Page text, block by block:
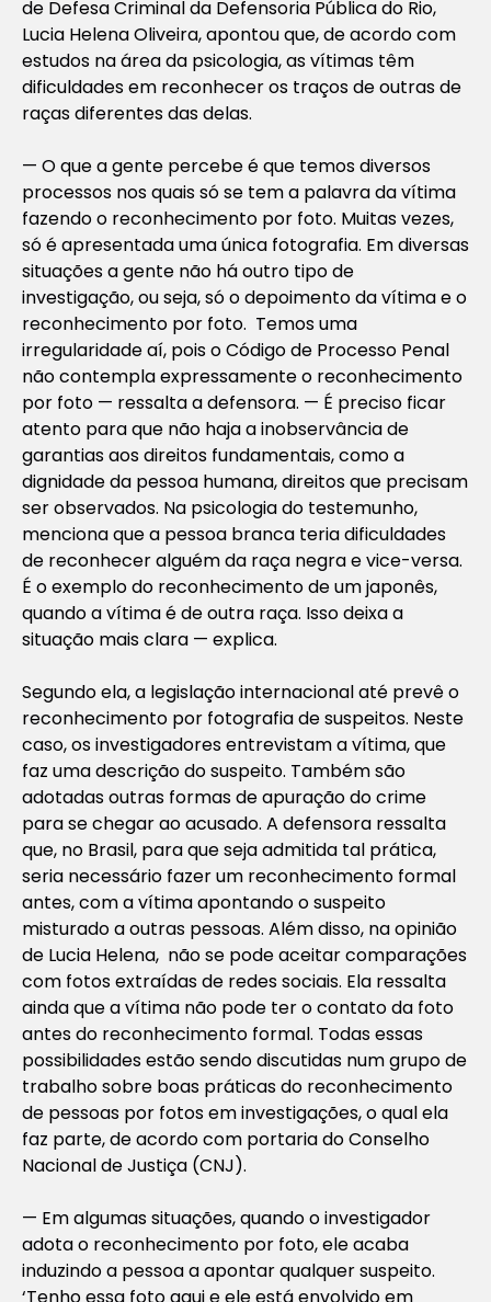
de Defesa Criminal da Defensoria Pública do Rio,
Lucia Helena Oliveira, apontou que, de acordo com
estudos na área da psicologia, as vítimas têm
dificuldades em reconhecer os traços de outras de
raças diferentes das delas.
— O que a gente percebe é que temos diversos
processos nos quais só se tem a palavra da vítima
fazendo o reconhecimento por foto. Muitas vezes,
só é apresentada uma única fotografia. Em diversas
situações a gente não há outro tipo de
investigação, ou seja, só o depoimento da vítima e o
reconhecimento por foto. Temos uma
irregularidade aí, pois o Código de Processo Penal
não contempla expressamente o reconhecimento
por foto — ressalta a defensora. — É preciso ficar
atento para que não haja a inobservância de
garantias aos direitos fundamentais, como a
dignidade da pessoa humana, direitos que precisam
ser observados. Na psicologia do testemunho,
menciona que a pessoa branca teria dificuldades
de reconhecer alguém da raça negra e vice-versa.
É o exemplo do reconhecimento de um japonês,
quando a vítima é de outra raça. Isso deixa a
situação mais clara — explica.
Segundo ela, a legislação internacional até prevê o
reconhecimento por fotografia de suspeitos. Neste
caso, os investigadores entrevistam a vítima, que
faz uma descrição do suspeito. Também são
adotadas outras formas de apuração do crime
para se chegar ao acusado. A defensora ressalta
que, no Brasil, para que seja admitida tal prática,
seria necessário fazer um reconhecimento formal
antes, com a vítima apontando o suspeito
misturado a outras pessoas. Além disso, na opinião
de Lucia Helena, não se pode aceitar comparações
com fotos extraídas de redes sociais. Ela ressalta
ainda que a vítima não pode ter o contato da foto
antes do reconhecimento formal. Todas essas
possibilidades estão sendo discutidas num grupo de
trabalho sobre boas práticas do reconhecimento
de pessoas por fotos em investigações, o qual ela
faz parte, de acordo com portaria do Conselho
Nacional de Justiça (CNJ).
— Em algumas situações, quando o investigador
adota o reconhecimento por foto, ele acaba
induzindo a pessoa a apontar qualquer suspeito.
‘Tenho essa foto aqui e ele está envolvido em